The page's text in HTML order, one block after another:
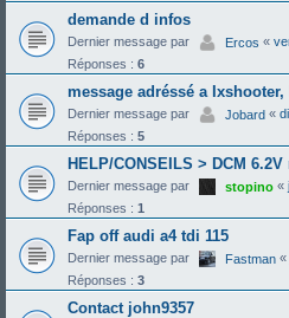
demande d infos
Dernier message par Ercos «
Réponses : 6
message adréssé a
Dernier message par Jobard «
Réponses : 5
HELP/CONSEILS > DCM
Dernier message par stopino «
Réponses : 1
Fap off audi a4 tdi 115
Dernier message par Fastman «
Réponses : 3
Contact john9357